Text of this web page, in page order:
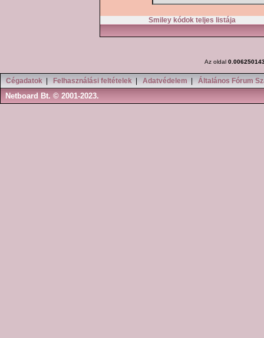
Smiley kódok teljes listája
Az oldal
Cégadatok Felhasználási feltételek Adatvédelem Általános Fórum
Netboard Bt. © 2001-2023.